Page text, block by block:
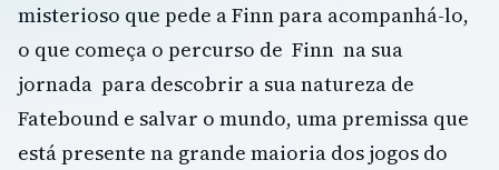
misterioso que pede a Finn para acompanhá-lo,
o que começa o percurso de Finn na sua
jornada para descobrir a sua natureza de
Fatebound e salvar o mundo, uma premissa que
está presente na grande maioria dos jogos do